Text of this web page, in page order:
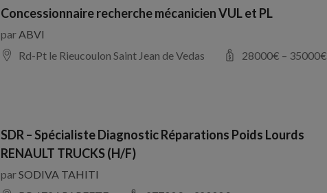
Concessionnaire recherche mécanicien VUL et PL
parABVI
Rd-Pt le Rieucoulon Saint Jean de Vedas
28000€ – 35000€
SDR – Spécialiste Diagnostic Réparations Poids Lourds
RENAULT TRUCKS (H/F)
par SODIVA TAHITI